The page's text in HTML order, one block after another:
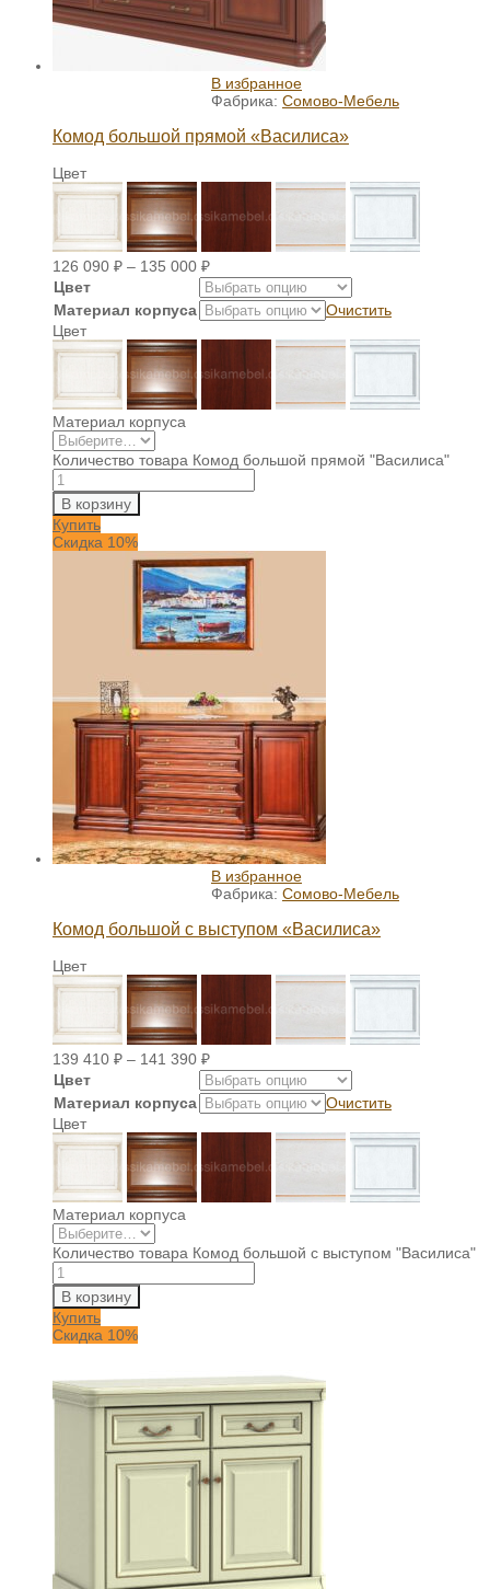
В избранное
Фабрика: Сомово-Мебель
Комод большой прямой «Василиса»
Цвет
126 090 ₽ – 135 000 ₽
Цвет
Материал корпуса
Очистить
Цвет
Материал корпуса
Количество товара Комод большой прямой "Василиса"
В корзину
Купить
Скидка 10%
В избранное
Фабрика: Сомово-Мебель
Комод большой с выступом «Василиса»
Цвет
139 410 ₽ – 141 390 ₽
Цвет
Материал корпуса
Очистить
Цвет
Материал корпуса
Количество товара Комод большой с выступом "Василиса"
В корзину
Купить
Скидка 10%